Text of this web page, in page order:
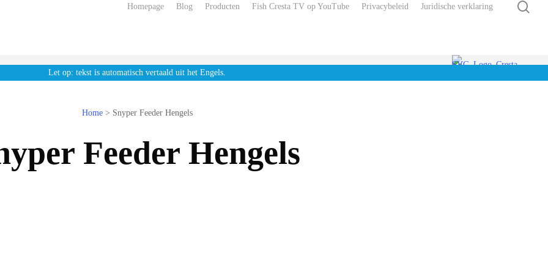
Homepage Blog Producten Fish Cresta TV op YouTube Privacybeleid Juridische verklaring
Let op: tekst is automatisch vertaald uit het Engels.
Home> Snyper Feeder Hengels
Feeder Hengels